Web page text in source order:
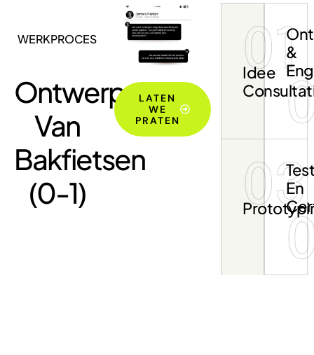
Ontwerp
Van
Bakfietsen
(0-1)
WERKPROCES
LATEN
WE
PRATEN
01
Idee
&
03
En